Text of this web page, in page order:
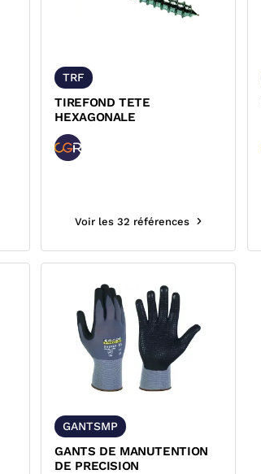
TRF
TIREFOND TETE
HEXAGONALE
Voir les 32 références
GANTSMP
GANTS DE MANUTENTION
DE PRECISION